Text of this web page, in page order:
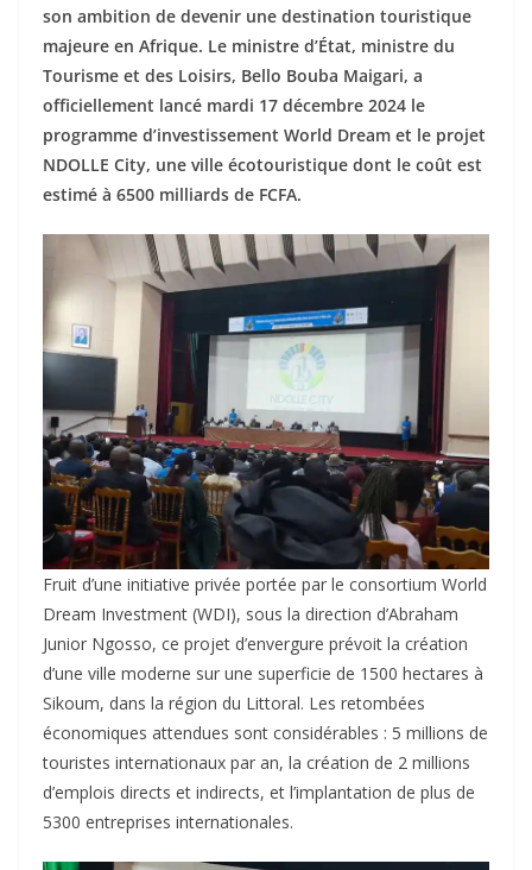
son ambition de devenir une destination touristique
majeure en Afrique. Le ministre d’État, ministre du
Tourisme et des Loisirs, Bello Bouba Maigari, a
officiellement lancé mardi 17 décembre 2024 le
programme d’investissement World Dream et le projet
NDOLLE City, une ville écotouristique dont le coût est
estimé à 6500 milliards de FCFA.
Fruit d’une initiative privée portée par le consortium World
Dream Investment (WDI), sous la direction d’Abraham
Junior Ngosso, ce projet d’envergure prévoit la création
d’une ville moderne sur une superficie de 1500 hectares à
Sikoum, dans la région du Littoral. Les retombées
économiques attendues sont considérables : 5 millions de
touristes internationaux par an, la création de 2 millions
d’emplois directs et indirects, et l’implantation de plus de
5300 entreprises internationales.